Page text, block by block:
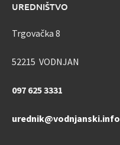
UREDNIŠTVO
Trgovačka 8
52215 VODNJAN
097 625 3331
urednik@vodnjanski.info